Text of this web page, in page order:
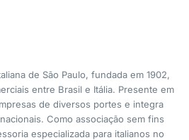
de São Paulo, fundada em 1902,
entre Brasil e Itália. Presente em
de diversos portes e integra
Como associação sem fins
especializada para italianos no